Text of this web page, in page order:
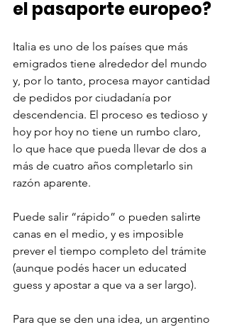
el pasaporte europeo?
Italia es uno de los países que más
emigrados tiene alrededor del mundo
y, por lo tanto, procesa mayor cantidad
de pedidos por ciudadanía por
descendencia. El proceso es tedioso y
hoy por hoy no tiene un rumbo claro,
lo que hace que pueda llevar de dos a
más de cuatro años completarlo sin
razón aparente.
Puede salir “rápido” o pueden salirte
canas en el medio, y es imposible
prever el tiempo completo del trámite
(aunque podés hacer un educated
guess y apostar a que va a ser largo).
Para que se den una idea, un argentino